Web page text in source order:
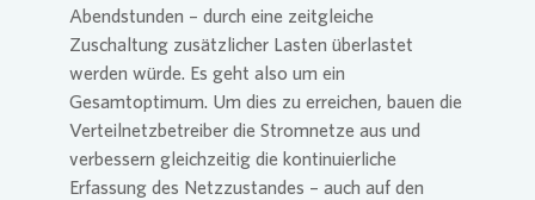
Abendstunden – durch eine zeitgleiche
Zuschaltung zusätzlicher Lasten überlastet
werden würde. Es geht also um ein
Gesamtoptimum. Um dies zu erreichen, bauen die
Verteilnetzbetreiber die Stromnetze aus und
verbessern gleichzeitig die kontinuierliche
Erfassung des Netzzustandes – auch auf den